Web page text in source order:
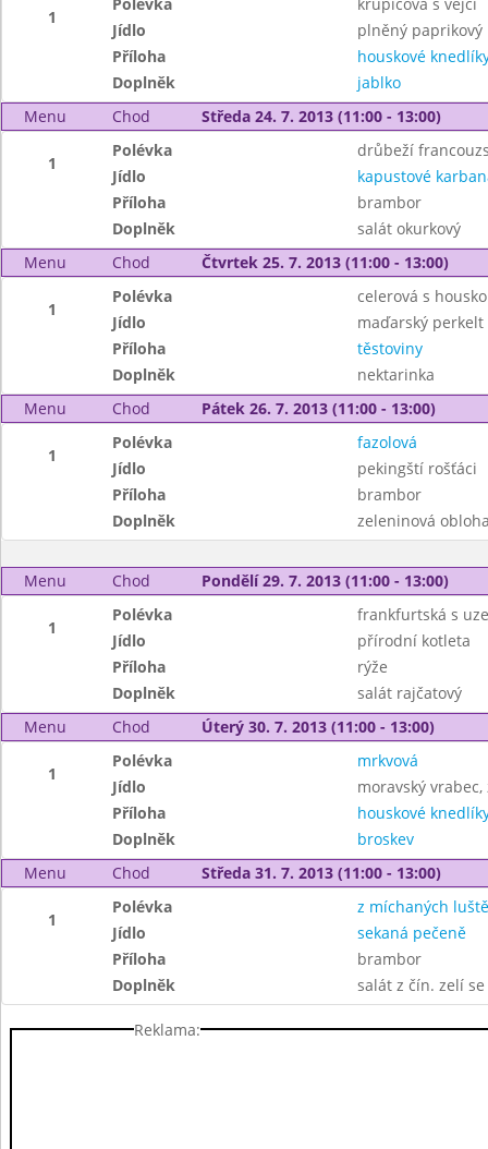
1
Jídlo
plněný paprikový
Příloha
houskové
Doplněk
jablko
Menu
Chod Středa 24. 7. 2013 (11:00 - 13:00)
1
Polévka
drůbeží
Jídlo
kapustové
Příloha
brambor
Doplněk
salát okurkový
Menu
Chod Čtvrtek 25. 7. 2013 (11:00 - 13:00)
1
Polévka
celerová s
Jídlo
maďarský perkelt
Příloha
těstoviny
Doplněk
nektarinka
Menu
Chod Pátek 26. 7. 2013 (11:00 - 13:00)
1
Polévka
fazolová
Jídlo
pekingští rošťáci
Příloha
brambor
Doplněk
zeleninová
Menu Chod Pondělí 29. 7. 2013 (11:00 - 13:00)
1
Polévka
frankfurtská s
Jídlo
přírodní kotleta
Příloha
rýže
Doplněk
salát rajčatový
Menu
Chod Úterý 30. 7. 2013 (11:00 - 13:00)
1
Polévka
mrkvová
Jídlo
moravský vrabec,
Příloha
houskové
Doplněk
broskev
Menu
Chod Středa 31. 7. 2013 (11:00 - 13:00)
1
Polévka
z míchaných
Jídlo
sekaná pečeně
Příloha
brambor
Doplněk
salát z čín. zelí
Reklama: